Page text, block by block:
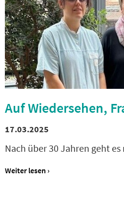
Auf Wiedersehen,
17.03.2025
Nach über 30 Jahren geht
Weiter lesen ›